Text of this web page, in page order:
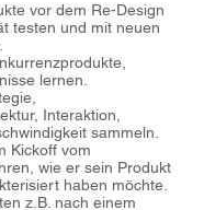
vor dem Re-Design
testen und mit neuen
lernen.
Interaktion,
sammeln.
Kickoff vom
wie er sein Produkt
haben möchte.
z.B. nach einem